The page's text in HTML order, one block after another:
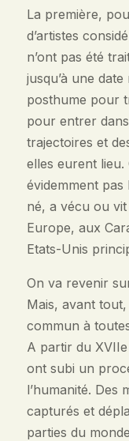
La première,
d’artistes
n’ont pas été
jusqu’à une
posthume pour
pour entrer
trajectoires et
elles eurent lieu.
évidemment pas
né, a vécu ou
Europe, aux
Etats-Unis
On va revenir
Mais, avant
commun à
A partir du
ont subi un
l’humanité. Des
capturés et
parties du